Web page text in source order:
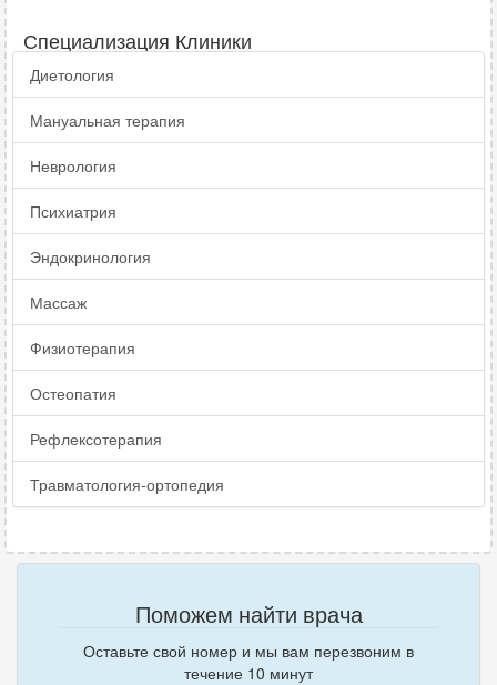
Специализация Клиники
Диетология
Мануальная терапия
Неврология
Психиатрия
Эндокринология
Массаж
Физиотерапия
Остеопатия
Рефлексотерапия
Травматология-ортопедия
Поможем найти врача
Оставьте свой номер и мы вам перезвоним в
течение 10 минут